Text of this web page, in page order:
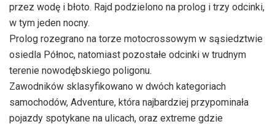
przez wodę i błoto. Rajd podzielono na prolog i trzy odcinki,
w tym jeden nocny.
Prolog rozegrano na torze motocrossowym w sąsiedztwie
osiedla Północ, natomiast pozostałe odcinki w trudnym
terenie nowodębskiego poligonu.
Zawodników sklasyfikowano w dwóch kategoriach
samochodów, Adventure, która najbardziej przypominała
pojazdy spotykane na ulicach, oraz extreme gdzie